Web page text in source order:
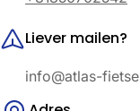
Liever mailen?
info@atlas-